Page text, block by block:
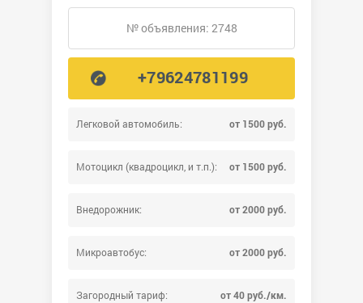
Легковой автомобиль: от 1500 руб.
Мотоцикл (квадроцикл, и т.п.): от 1500 руб.
Внедорожник: от 2000 руб.
Микроавтобус: от 2000 руб.
Загородный тариф: от 40 руб./км.
№ объявления: 2748
+79624781199